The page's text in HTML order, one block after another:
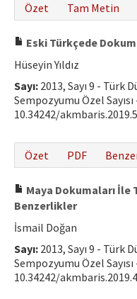
Özet
Tam Metin
Eski Türkçede
Hüseyin Yıldız
Sayı: 2013, Sayı 9 - Türk
Sempozyumu Özel Sayısı
10.34242/
Özet
PDF
Maya Dokumaları İle
Benzerlikler
İsmail Doğan
Sayı: 2013, Sayı 9 - Türk
Sempozyumu Özel Sayısı
10.34242/